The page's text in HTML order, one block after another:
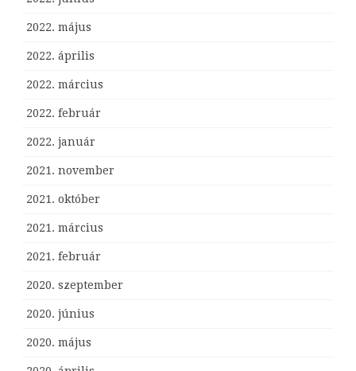
2022. május
2022. április
2022. március
2022. február
2022. január
2021. november
2021. október
2021. március
2021. február
2020. szeptember
2020. június
2020. május